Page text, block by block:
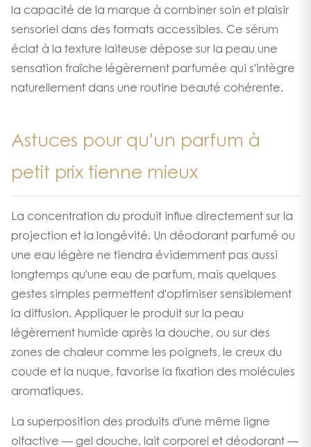
la capacité de la marque à combiner soin et plaisir
sensoriel dans des formats accessibles. Ce sérum
éclat à la texture laiteuse dépose sur la peau une
sensation fraîche légèrement parfumée qui s'intègre
naturellement dans une routine beauté cohérente.
Astuces pour qu'un parfum à
petit prix tienne mieux
La concentration du produit influe directement sur la
projection et la longévité. Un déodorant parfumé ou
une eau légère ne tiendra évidemment pas aussi
longtemps qu'une eau de parfum, mais quelques
gestes simples permettent d'optimiser sensiblement
la diffusion. Appliquer le produit sur la peau
légèrement humide après la douche, ou sur des
zones de chaleur comme les poignets, le creux du
coude et la nuque, favorise la fixation des molécules
aromatiques.
La superposition des produits d'une même ligne
olfactive — gel douche, lait corporel et déodorant —